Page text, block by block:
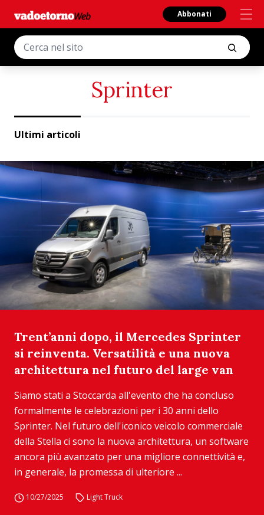
Abbonati
Sprinter
Ultimi articoli
Trent’anni dopo, il Mercedes Sprinter
si reinventa. Versatilità e una nuova
architettura nel futuro del large van
Siamo stati a Stoccarda all'evento che ha concluso
formalmente le celebrazioni per i 30 anni dello
Sprinter. Nel futuro dell'iconico veicolo commerciale
della Stella ci sono la nuova architettura, un software
ancora più avanzato per una migliore connettività e,
in generale, la promessa di ulteriore ...
10/27/2025 Light Truck